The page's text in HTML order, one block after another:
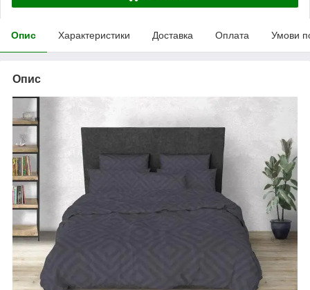
Опис Характеристики Доставка Оплата Умови
Опис